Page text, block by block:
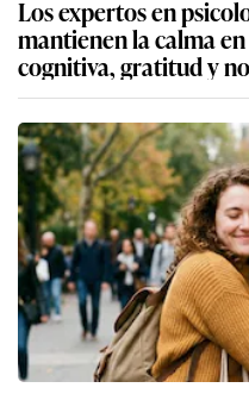
Los expertos en
mantienen la calma
cognitiva, gratitud y